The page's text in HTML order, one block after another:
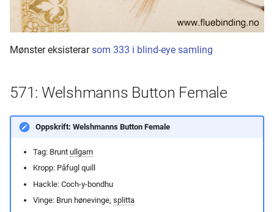
Mønster eksisterarsom 333 i blind-eye samling
571: Welshmanns Button Female
Oppskrift: Welshmanns Button Female
Tag: Brunt ullgarn
Kropp: Påfugl quill
Hackle: Coch-y-bondhu
Vinge: Brun hønevinge, splitta